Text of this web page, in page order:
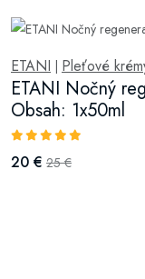
ETANI | Pleťové
ETANI Nočný
Obsah: 1x50ml
20 € 25 €